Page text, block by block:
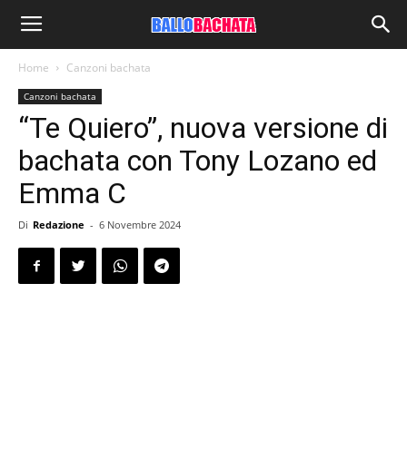
Home Canzoni bachata
Canzoni bachata
“Te Quiero”, nuova versione di
bachata con Tony Lozano ed
Emma C
Di Redazione - 6 Novembre 2024